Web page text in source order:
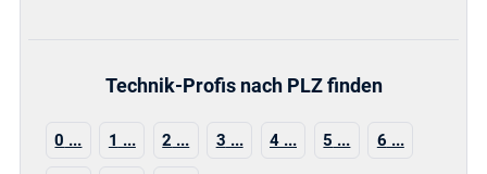
Technik-Profis nach PLZ finden
0 1 2 3 4 5 6